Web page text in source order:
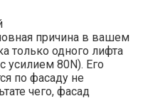
причина в вашем
только одного лифта
усилием 80N). Его
по фасаду не
чего, фасад